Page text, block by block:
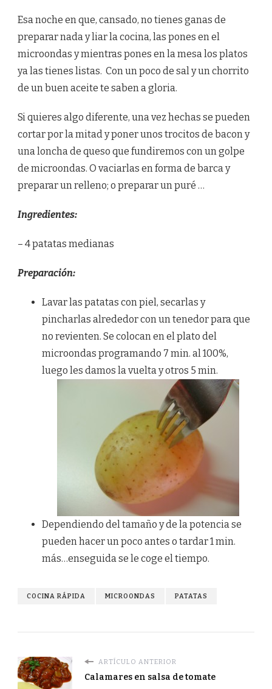
Esa noche en que, cansado, no tienes ganas de
preparar nada y liar la cocina, las pones en el
microondas y mientras pones en la mesa los platos
ya las tienes listas. Con un poco de sal y un chorrito
de un buen aceite te saben a gloria.
Si quieres algo diferente, una vez hechas se pueden
cortar por la mitad y poner unos trocitos de bacon y
una loncha de queso que fundiremos con un golpe
de microondas. O vaciarlas en forma de barca y
preparar un relleno; o preparar un puré …
Ingredientes:
– 4 patatas medianas
Preparación:
Lavar las patatas con piel, secarlas y
pincharlas alrededor con un tenedor para que
no revienten. Se colocan en el plato del
microondas programando 7 min. al 100%,
luego les damos la vuelta y otros 5 min.
Dependiendo del tamaño y de la potencia se
pueden hacer un poco antes o tardar 1 min.
más…enseguida se le coge el tiempo.
COCINA RÁPIDA MICROONDAS PATATAS
ARTÍCULO ANTERIOR
Calamares en salsa de tomate